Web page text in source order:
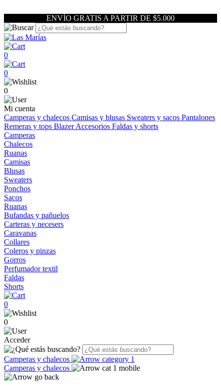
ENVÍO GRATIS A PARTIR DE $5.000
0
0
0
Mi cuenta
Camperas y chalecos Camisas y blusas Sweaters y sacos Pantalones
Remeras y tops BlazerAccesorios Faldas y shorts
Camperas
Chalecos
Ruanas
Camisas
Blusas
Sweaters
Ponchos
Sacos
Ruanas
Bufandas y pañuelos
Carteras y necesers
Caravanas
Collares
Coleros y pinzas
Gorros
Perfumador textil
Faldas
Shorts
0
0
Acceder
Camperas y chalecos
Camperas y chalecos